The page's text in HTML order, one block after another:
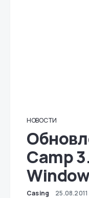
НОВОСТИ
Camp
Casing 25.08.2011